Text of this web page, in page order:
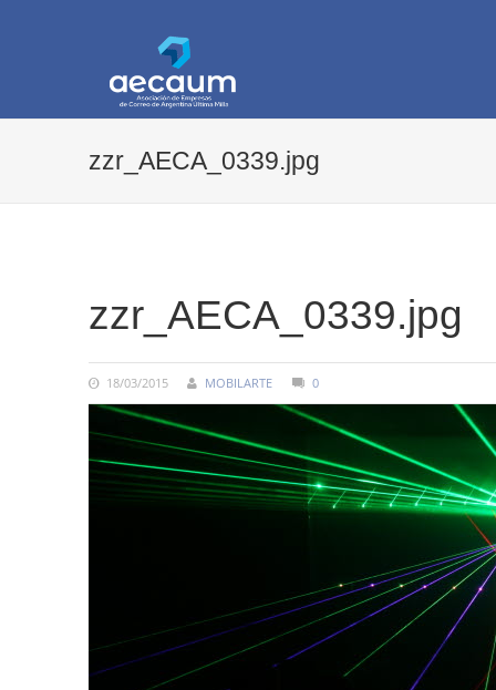
zzr_AECA_0339.jpg
zzr_AECA_0339.jpg
18/03/2015 MOBILARTE 0